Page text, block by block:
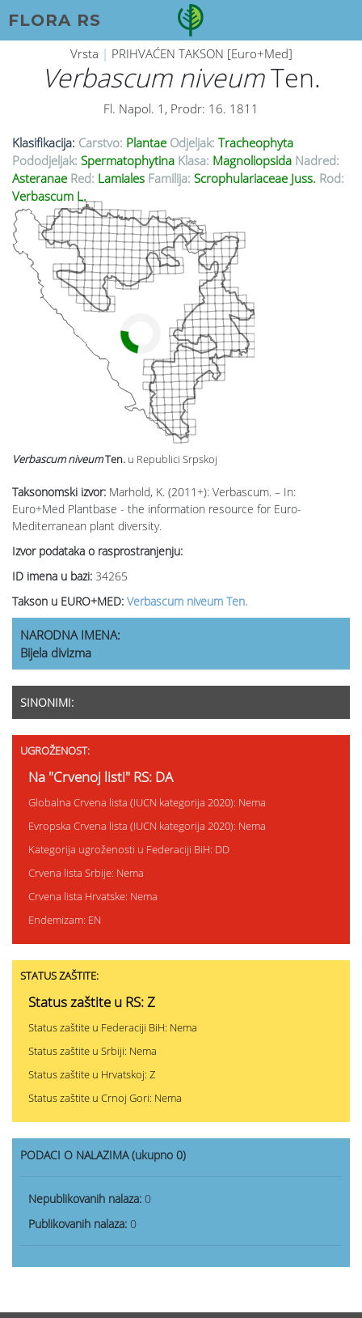
FLORA RS
Vrsta | PRIHVAĆEN TAKSON [Euro+Med]
Verbascum niveumTen.
Fl. Napol. 1, Prodr: 16. 1811
Klasifikacija: Carstvo: Plantae Odjeljak: Tracheophyta
Pododjeljak: Spermatophytina Klasa: Magnoliopsida Nadred:
Asteranae Red: Lamiales Familija: Scrophulariaceae Juss. Rod:
Verbascum L.
Taksonomski izvor: Marhold, K. (2011+): Verbascum. – In:
Euro+Med Plantbase - the information resource for Euro-
Mediterranean plant diversity.
Izvor podataka o rasprostranjenju:
ID imena u bazi: 34265
Takson u EURO+MED: Verbascum niveum Ten.
Verbascum niveumTen. u Republici Srpskoj
NARODNA IMENA:
Bijela divizma
SINONIMI:
UGROŽENOST:
Na "Crvenoj listi" RS: DA
Globalna Crvena lista (IUCN kategorija 2020): Nema
Evropska Crvena lista (IUCN kategorija 2020): Nema
Kategorija ugroženosti u Federaciji BiH: DD
Crvena lista Srbije: Nema
Crvena lista Hrvatske: Nema
Endemizam: EN
STATUS ZAŠTITE:
Status zaštite u RS: Z
Status zaštite u Federaciji BiH: Nema
Status zaštite u Srbiji: Nema
Status zaštite u Hrvatskoj: Z
Status zaštite u Crnoj Gori: Nema
PODACI O NALAZIMA (ukupno 0)
Nepublikovanih nalaza: 0
Publikovanih nalaza: 0